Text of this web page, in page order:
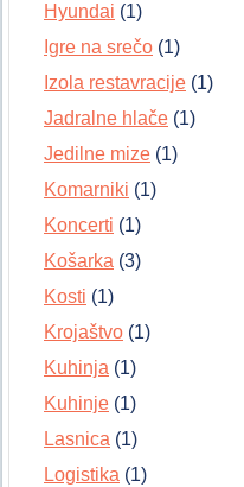
Hyundai (1)
Igre na srečo (1)
Izola restavracije (1)
Jadralne hlače (1)
Jedilne mize (1)
Komarniki (1)
Koncerti (1)
Košarka (3)
Kosti (1)
Krojaštvo (1)
Kuhinja (1)
Kuhinje (1)
Lasnica (1)
Logistika (1)